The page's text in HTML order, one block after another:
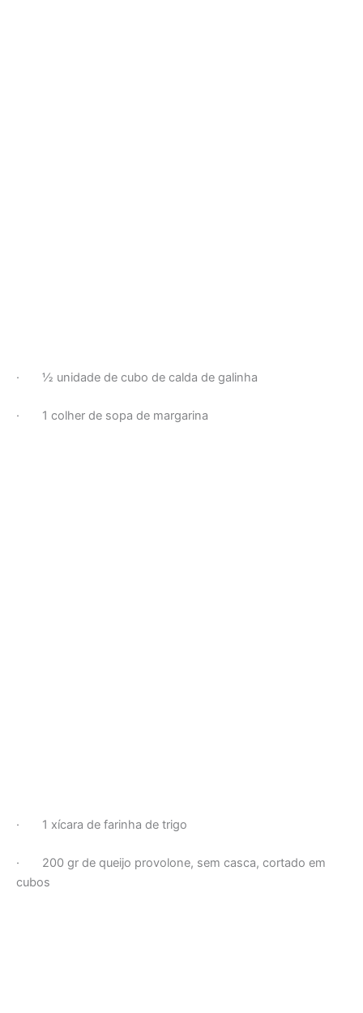
· ½ unidade de cubo de calda de galinha
· 1 colher de sopa de margarina
· 1 xícara de farinha de trigo
· 200 gr de queijo provolone, sem casca, cortado em
cubos